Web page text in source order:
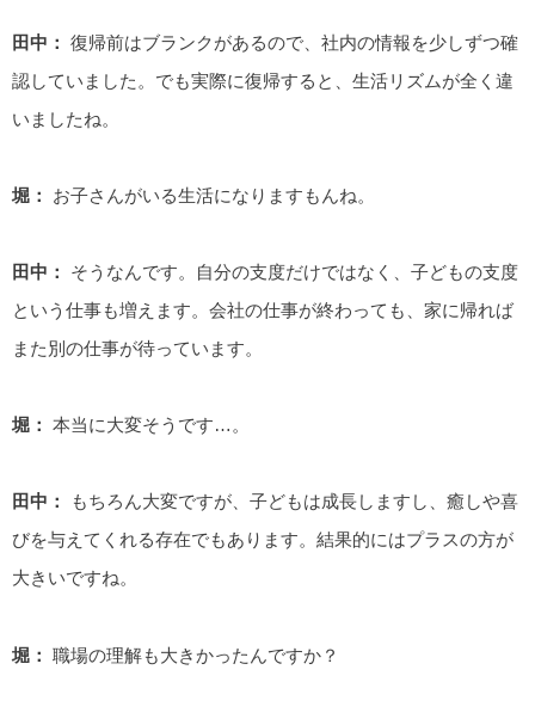
田中： 復帰前はブランクがあるので、社内の情報を少しずつ確
認していました。でも実際に復帰すると、生活リズムが全く違
いましたね。
堀： お子さんがいる生活になりますもんね。
田中：
そうなんです。自分の支度だけではなく、子どもの支度
という仕事も増えます。会社の仕事が終わっても、家に帰れば
また別の仕事が待っています。
堀： 本当に大変そうです…。
田中：
もちろん大変ですが、子どもは成長しますし、癒しや喜
びを与えてくれる存在でもあります。結果的にはプラスの方が
大きいですね。
堀： 職場の理解も大きかったんですか？